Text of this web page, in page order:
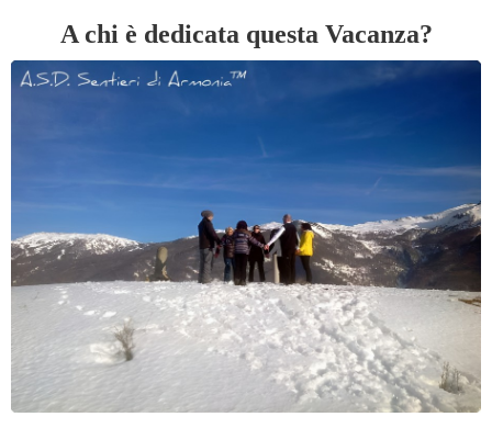
A chi è dedicata questa Vacanza?